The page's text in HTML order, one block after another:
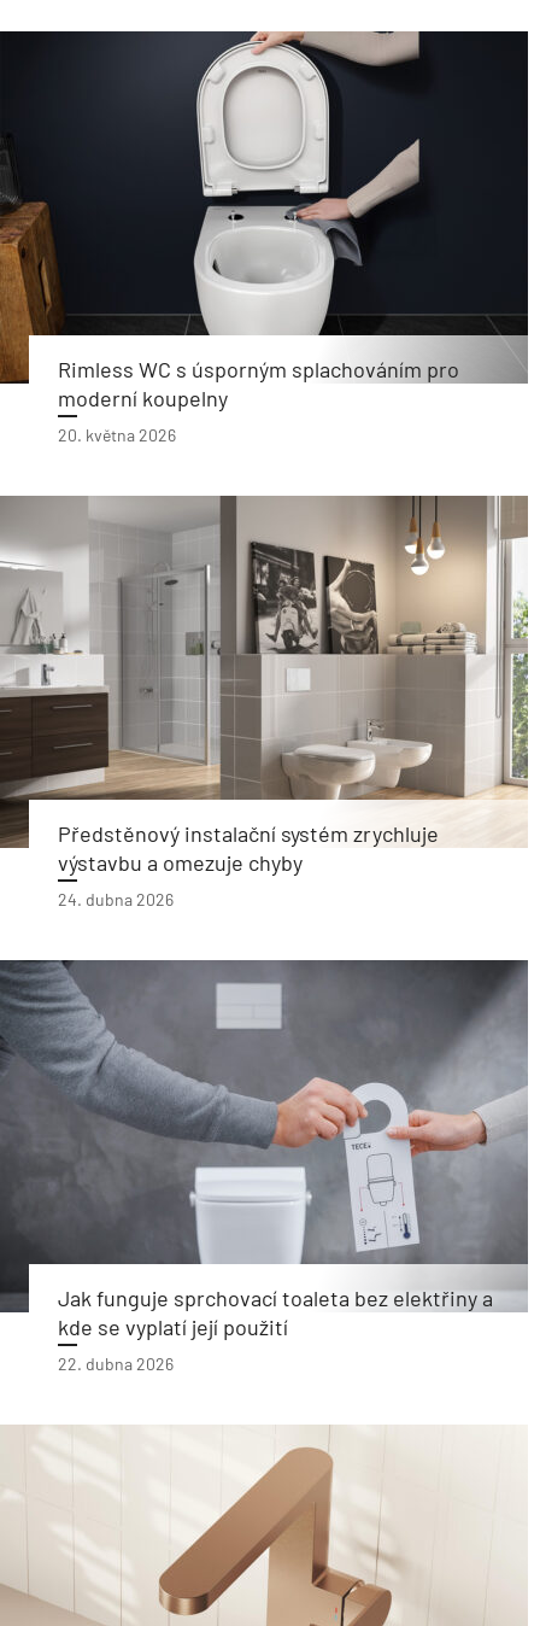
Rimless WC s úsporným splachováním pro
moderní koupelny
20. května 2026
Předstěnový instalační systém zrychluje
výstavbu a omezuje chyby
24. dubna 2026
Jak funguje sprchovací toaleta bez elektřiny a
kde se vyplatí její použití
22. dubna 2026